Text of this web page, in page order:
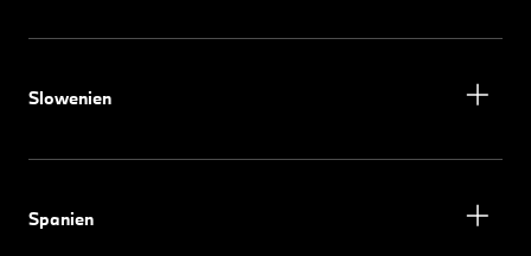
Slowenien
Spanien